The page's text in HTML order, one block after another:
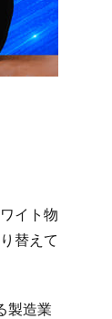
イト物
替えて
製造業